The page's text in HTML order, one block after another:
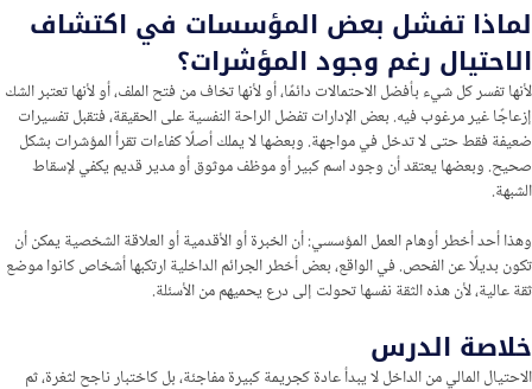
لماذا تفشل بعض المؤسسات في اكتشاف
الاحتيال رغم وجود المؤشرات؟
لأنها تفسر كل شيء بأفضل الاحتمالات دائمًا، أو لأنها تخاف من فتح الملف، أو لأنها تعتبر الشك
إزعاجًا غير مرغوب فيه. بعض الإدارات تفضل الراحة النفسية على الحقيقة، فتقبل تفسيرات
ضعيفة فقط حتى لا تدخل في مواجهة. وبعضها لا يملك أصلًا كفاءات تقرأ المؤشرات بشكل
صحيح. وبعضها يعتقد أن وجود اسم كبير أو موظف موثوق أو مدير قديم يكفي لإسقاط
الشبهة.
وهذا أحد أخطر أوهام العمل المؤسسي: أن الخبرة أو الأقدمية أو العلاقة الشخصية يمكن أن
تكون بديلًا عن الفحص. في الواقع، بعض أخطر الجرائم الداخلية ارتكبها أشخاص كانوا موضع
ثقة عالية، لأن هذه الثقة نفسها تحولت إلى درع يحميهم من الأسئلة.
خلاصة الدرس
الاحتيال المالي من الداخل لا يبدأ عادة كجريمة كبيرة مفاجئة، بل كاختبار ناجح لثغرة، ثم